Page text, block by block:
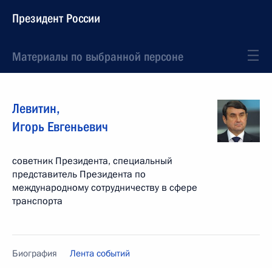
Президент России
Материалы по выбранной персоне
Левитин,
Игорь Евгеньевич
советник Президента, специальный
представитель Президента по
международному сотрудничеству в сфере
транспорта
Биография Лента событий